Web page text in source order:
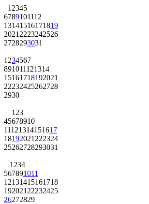
1 2345
6789101112
13141516171819
2021 2223242526
2728293031
1 234567
891011121314
15161718192021
22232425262728
2930
1 23
45678910
11121314151617
18192021 222324
25262728293031
1 234
567891011
12131415161718
192021 22232425
26272829